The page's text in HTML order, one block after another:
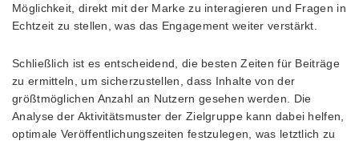
Möglichkeit, direkt mit der Marke zu interagieren und Fragen in
Echtzeit zu stellen, was das Engagement weiter verstärkt.
Schließlich ist es entscheidend, die besten Zeiten für Beiträge
zu ermitteln, um sicherzustellen, dass Inhalte von der
größtmöglichen Anzahl an Nutzern gesehen werden. Die
Analyse der Aktivitätsmuster der Zielgruppe kann dabei helfen,
optimale Veröffentlichungszeiten festzulegen, was letztlich zu